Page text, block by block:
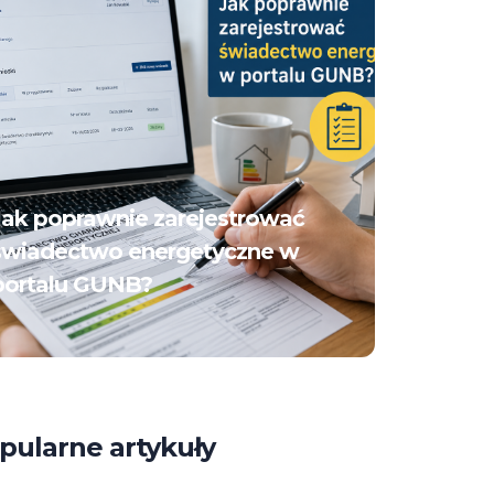
poprawnie zarejestrować
energetyczne w
GUNB?
artykuły